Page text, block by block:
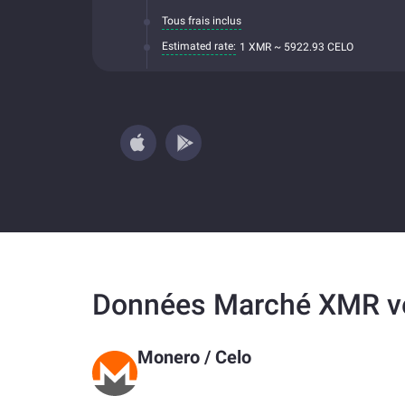
Tous frais inclus
Estimated rate: 1 XMR ~ 5922.93 CELO
Données Marché XMR
Monero / Celo